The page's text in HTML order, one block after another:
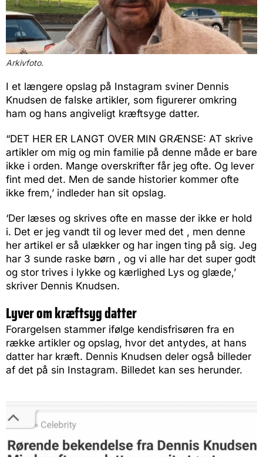
Arkivfoto.
I et længere opslag på Instagram sviner Dennis
Knudsen de falske artikler, som figurerer omkring
ham og hans angiveligt kræftsyge datter.
“DET HER ER LANGT OVER MIN GRÆNSE: AT skrive
artikler om mig og min familie på denne måde er bare
ikke i orden. Mange overskrifter får jeg ofte. Og lever
fint med det. Men de sande historier kommer ofte
ikke frem,’ indleder han sit opslag.
‘Der læses og skrives ofte en masse der ikke er hold
i. Det er jeg vandt til og lever med det , men denne
her artikel er så ulækker og har ingen ting på sig. Jeg
har 3 sunde raske børn , og vi alle har det super godt
og stor trives i lykke og kærlighed Lys og glæde,’
skriver Dennis Knudsen.
Lyver om kræftsyg datter
Forargelsen stammer ifølge kendisfrisøren fra en
række artikler og opslag, hvor det antydes, at hans
datter har kræft. Dennis Knudsen deler også billeder
af det på sin Instagram. Billedet kan ses herunder.